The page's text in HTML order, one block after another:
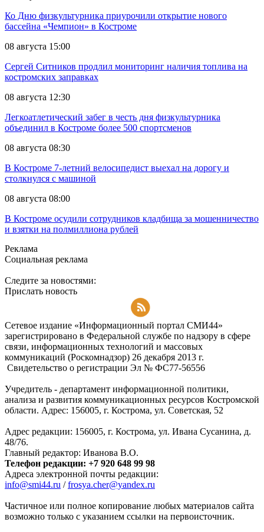
Ко Дню физкультурника приурочили открытие нового
бассейна «Чемпион» в Костроме
08 августа 15:00
Сергей Ситников продлил мониторинг наличия топлива на
костромских заправках
08 августа 12:30
Легкоатлетический забег в честь дня физкультурника
объединил в Костроме более 500 спортсменов
08 августа 08:30
В Костроме 7-летний велосипедист выехал на дорогу и
столкнулся с машиной
08 августа 08:00
В Костроме осудили сотрудников кладбища за мошенничество
и взятки на полмиллиона рублей
Реклама
Социальная реклама
Следите за новостями:
Прислать новость
Сетевое издание «Информационный портал СМИ44»
зарегистрировано в Федеральной службе по надзору в сфере
связи, информационных технологий и массовых
коммуникаций (Роскомнадзор) 26 декабря 2013 г.
Свидетельство о регистрации Эл № ФC77-56556
Учредитель - департамент информационной политики,
анализа и развития коммуникационных ресурсов Костромской
области. Адрес: 156005, г. Кострома, ул. Советская, 52
Адрес редакции: 156005, г. Кострома, ул. Ивана Сусанина, д.
48/76.
Главный редактор: Иванова В.О.
Телефон редакции: +7 920 648 99 98
Адреса электронной почты редакции:
info@smi44.ru /frosya.cher@yandex.ru
Частичное или полное копирование любых материалов сайта
возможно только с указанием ссылки на первоисточник.